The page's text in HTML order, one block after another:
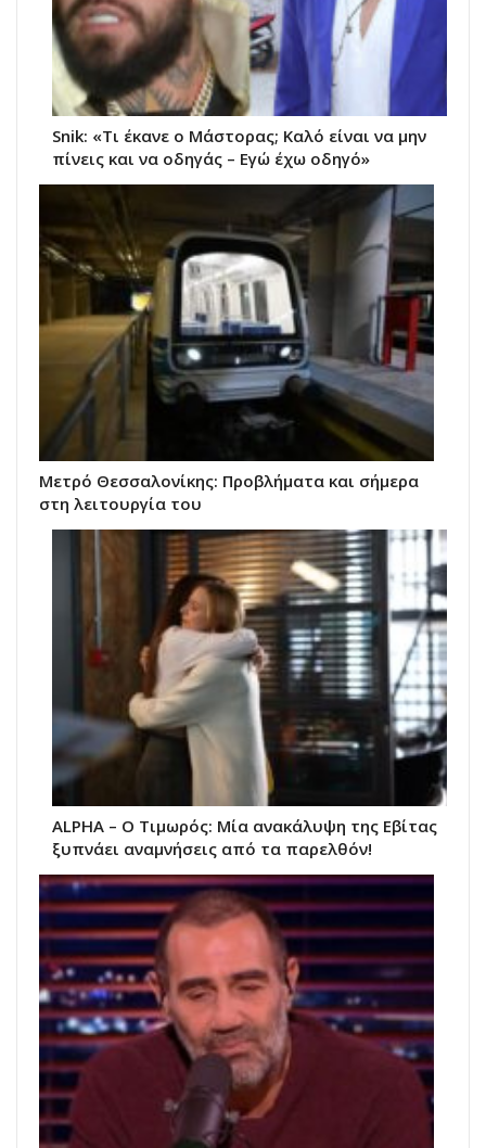
Snik: «Τι έκανε ο Μάστορας; Καλό είναι να μην
πίνεις και να οδηγάς – Εγώ έχω οδηγό»
Μετρό Θεσσαλονίκης: Προβλήματα και σήμερα
στη λειτουργία του
ALPHA – Ο Τιμωρός: Μία ανακάλυψη της Εβίτας
ξυπνάει αναμνήσεις από τα παρελθόν!